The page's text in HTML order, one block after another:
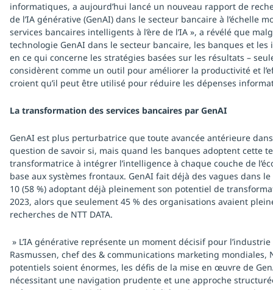
informatiques, a aujourd’hui lancé un nouveau rapport de
de l’IA générative (GenAI) dans le secteur bancaire à l’échelle
services bancaires intelligents à l’ère de l’IA », a révélé que
technologie GenAI dans le secteur bancaire, les banques et
en ce qui concerne les stratégies basées sur les résultats –
considèrent comme un outil pour améliorer la productivité et
croient qu’il peut être utilisé pour réduire les dépenses
La transformation des services bancaires par GenAI
GenAI est plus perturbatrice que toute avancée antérieure
question de savoir si, mais quand les banques adoptent cette
transformatrice à intégrer l’intelligence à chaque couche de
base aux systèmes frontaux. GenAI fait déjà des vagues dans
10 (58 %) adoptant déjà pleinement son potentiel de
2023, alors que seulement 45 % des organisations avaient
recherches de NTT DATA.
» L’IA générative représente un moment décisif pour
Rasmussen, chef des & communications marketing mondiales,
potentiels soient énormes, les défis de la mise en œuvre de
nécessitant une navigation prudente et une approche